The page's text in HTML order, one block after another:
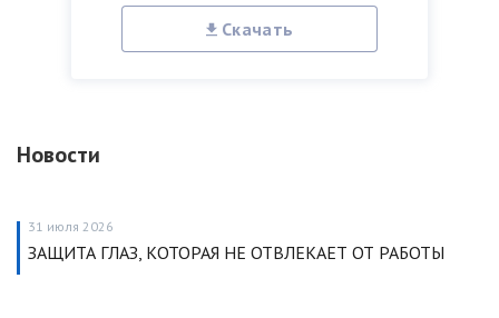
Скачать
Новости
31 июля 2026
ЗАЩИТА ГЛАЗ, КОТОРАЯ НЕ ОТВЛЕКАЕТ ОТ РАБОТЫ